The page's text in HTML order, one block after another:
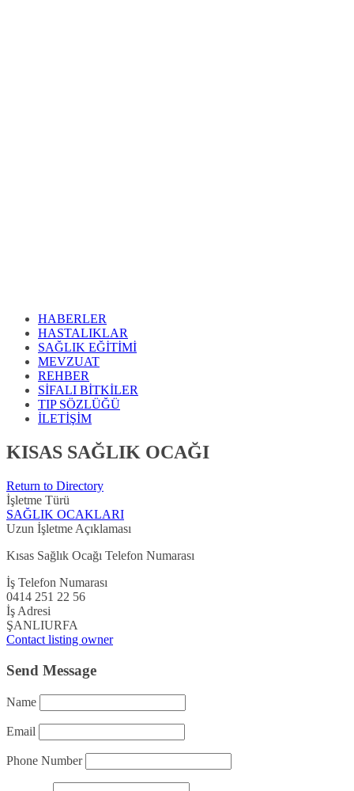
HABERLER
HASTALIKLAR
SAĞLIK EĞİTİMİ
MEVZUAT
REHBER
SİFALI BİTKİLER
TIP SÖZLÜĞÜ
İLETİŞİM
KISAS SAĞLIK OCAĞI
Return to Directory
İşletme Türü
SAĞLIK OCAKLARI
Uzun İşletme Açıklaması
Kısas Sağlık Ocağı Telefon Numarası
İş Telefon Numarası
0414 251 22 56
İş Adresi
ŞANLIURFA
Contact listing owner
Send Message
Name
Email
Phone Number